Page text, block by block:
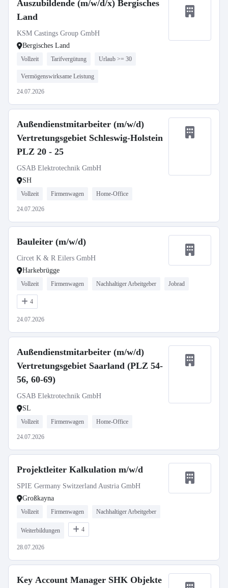
Auszubildende (m/w/d/x) Bergisches
Land
KSM Castings Group GmbH
Bergisches Land
Vollzeit Tarifvergütung Urlaub >= 30
Vermögenswirksame Leistung
24.07.2026
Außendienstmitarbeiter (m/w/d)
Vertretungsgebiet Schleswig-Holstein
PLZ 20 - 25
GSAB Elektrotechnik GmbH
SH
Vollzeit Firmenwagen Home-Office
24.07.2026
Bauleiter (m/w/d)
Circet K & R Eilers GmbH
Harkebrügge
Vollzeit Firmenwagen Nachhaltiger Arbeitgeber Jobrad
4
24.07.2026
Außendienstmitarbeiter (m/w/d)
Vertretungsgebiet Saarland (PLZ 54-
56, 60-69)
GSAB Elektrotechnik GmbH
SL
Vollzeit Firmenwagen Home-Office
24.07.2026
Projektleiter Kalkulation m/w/d
SPIE Germany Switzerland Austria GmbH
Großkayna
Vollzeit Firmenwagen Nachhaltiger Arbeitgeber
Weiterbildungen 4
28.07.2026
Key Account Manager SHK Objekte